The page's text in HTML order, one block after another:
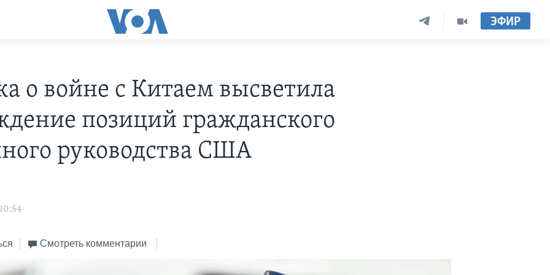
ЭФИР
о войне с Китаем высветила
позиций гражданского
руководства США
Смотреть комментарии